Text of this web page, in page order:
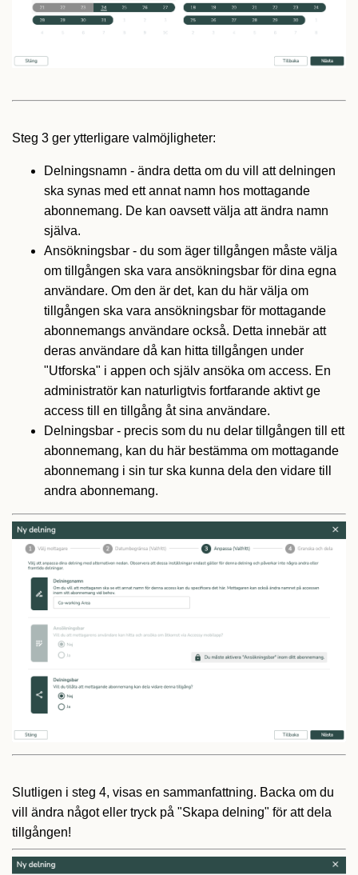
Steg 3 ger ytterligare valmöjligheter:
Delningsnamn - ändra detta om du vill att delningen
ska synas med ett annat namn hos mottagande
abonnemang. De kan oavsett välja att ändra namn
själva.
Ansökningsbar - du som äger tillgången måste välja
om tillgången ska vara ansökningsbar för dina egna
användare. Om den är det, kan du här välja om
tillgången ska vara ansökningsbar för mottagande
abonnemangs användare också. Detta innebär att
deras användare då kan hitta tillgången under
"Utforska" i appen och själv ansöka om access. En
administratör kan naturligtvis fortfarande aktivt ge
access till en tillgång åt sina användare.
Delningsbar - precis som du nu delar tillgången till ett
abonnemang, kan du här bestämma om mottagande
abonnemang i sin tur ska kunna dela den vidare till
andra abonnemang.
Slutligen i steg 4, visas en sammanfattning. Backa om du
vill ändra något eller tryck på "Skapa delning" för att dela
tillgången!